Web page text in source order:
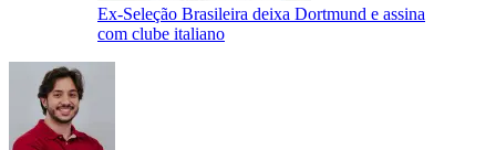
Ex-Seleção Brasileira deixa Dortmund e assina
com clube italiano